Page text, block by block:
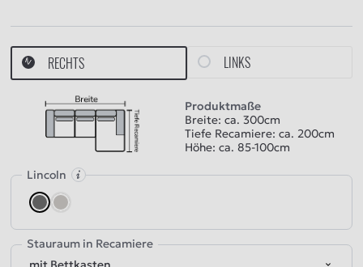
RECHTS LINKS
Produktmaße
Breite: ca. 300cm
Tiefe Recamiere: ca. 200cm
Höhe: ca. 85-100cm
Stauraum in Recamiere
Lincoln
darkgray